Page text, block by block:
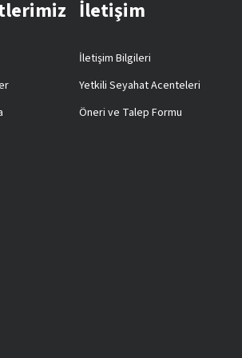
İletişim
İletişim Bilgileri
Yetkili Seyahat Acenteleri
Öneri ve Talep Formu